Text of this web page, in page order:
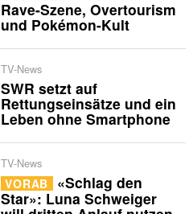
Rave-Szene, Overtourism
und Pokémon-Kult
TV-News
SWR setzt auf
Rettungseinsätze und ein
Leben ohne Smartphone
TV-News
VORAB «Schlag den
Star»: Luna Schweiger